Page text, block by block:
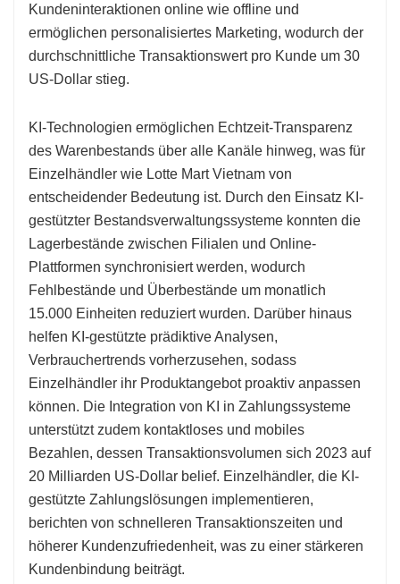
Kundeninteraktionen online wie offline und
ermöglichen personalisiertes Marketing, wodurch der
durchschnittliche Transaktionswert pro Kunde um 30
US-Dollar stieg.
KI-Technologien ermöglichen Echtzeit-Transparenz
des Warenbestands über alle Kanäle hinweg, was für
Einzelhändler wie Lotte Mart Vietnam von
entscheidender Bedeutung ist. Durch den Einsatz KI-
gestützter Bestandsverwaltungssysteme konnten die
Lagerbestände zwischen Filialen und Online-
Plattformen synchronisiert werden, wodurch
Fehlbestände und Überbestände um monatlich
15.000 Einheiten reduziert wurden. Darüber hinaus
helfen KI-gestützte prädiktive Analysen,
Verbrauchertrends vorherzusehen, sodass
Einzelhändler ihr Produktangebot proaktiv anpassen
können. Die Integration von KI in Zahlungssysteme
unterstützt zudem kontaktloses und mobiles
Bezahlen, dessen Transaktionsvolumen sich 2023 auf
20 Milliarden US-Dollar belief. Einzelhändler, die KI-
gestützte Zahlungslösungen implementieren,
berichten von schnelleren Transaktionszeiten und
höherer Kundenzufriedenheit, was zu einer stärkeren
Kundenbindung beiträgt.